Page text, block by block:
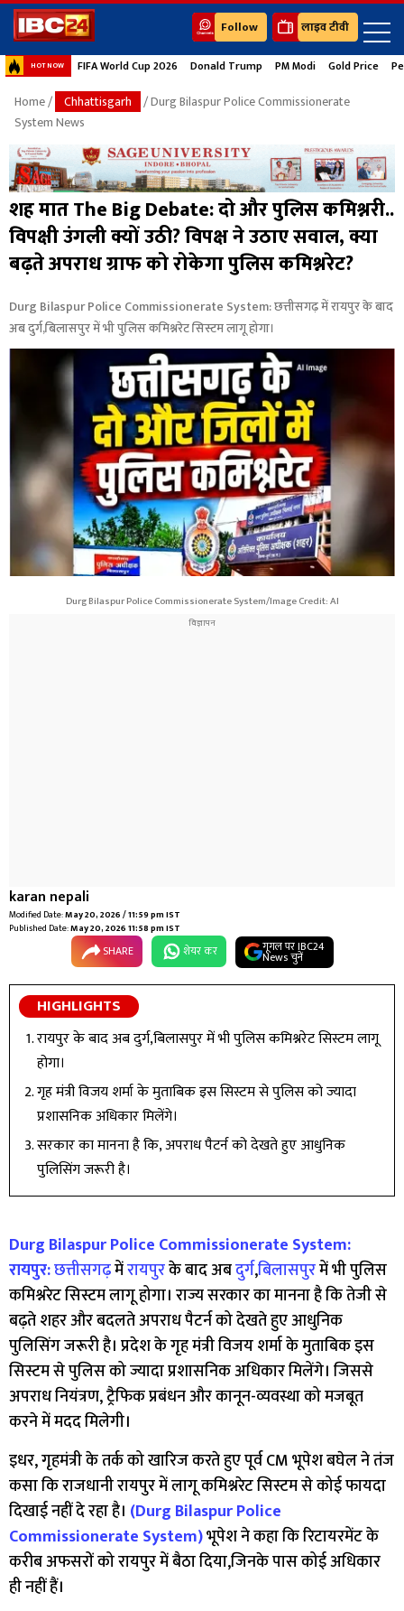
Follow लाइव टीवी
HOT NOW FIFA World Cup 2026 Donald Trump PM Modi Gold Price
Home/ Chhattisgarh
/ Durg Bilaspur Police Commissionerate
System News
शह मात The Big Debate: दो और पुलिस कमिश्नरी..
विपक्षी उंगली क्यों उठी? विपक्ष ने उठाए सवाल, क्या
बढ़ते अपराध ग्राफ को रोकेगा पुलिस कमिश्नरेट?
Durg Bilaspur Police Commissionerate System: छत्तीसगढ़ में रायपुर के बाद
अब दुर्ग,बिलासपुर में भी पुलिस कमिश्नरेट सिस्टम लागू होगा।
Durg Bilaspur Police Commissionerate System/Image Credit: AI
karan nepali
Modified Date:May 20, 2026 / 11:59 pm IST
Published Date:May 20, 2026 11:58 pm IST
SHARE शेयर कर गूगल पर IBC24
News चुनें
HIGHLIGHTS
रायपुर के बाद अब दुर्ग,बिलासपुर में भी पुलिस कमिश्नरेट सिस्टम लागू
होगा।
गृह मंत्री विजय शर्मा के मुताबिक इस सिस्टम से पुलिस को ज्यादा
प्रशासनिक अधिकार मिलेंगे।
सरकार का मानना है कि, अपराध पैटर्न को देखते हुए आधुनिक
पुलिसिंग जरूरी है।
Durg Bilaspur Police Commissionerate System:
रायपुर:छत्तीसगढ़मेंरायपुरके बाद अबदुर्ग,बिलासपुरमें भी पुलिस
कमिश्नरेट सिस्टम लागू होगा। राज्य सरकार का मानना है कि तेजी से
बढ़ते शहर और बदलते अपराध पैटर्न को देखते हुए आधुनिक
पुलिसिंग जरूरी है। प्रदेश के गृह मंत्री विजय शर्मा के मुताबिक इस
सिस्टम से पुलिस को ज्यादा प्रशासनिक अधिकार मिलेंगे। जिससे
अपराध नियंत्रण, ट्रैफिक प्रबंधन और कानून-व्यवस्था को मजबूत
करने में मदद मिलेगी।
इधर, गृहमंत्री के तर्क को खारिज करते हुए पूर्व CM भूपेश बघेल ने तंज
कसा कि राजधानी रायपुर में लागू कमिश्नरेट सिस्टम से कोई फायदा
दिखाई नहीं दे रहा है। (Durg Bilaspur Police
Commissionerate System)भूपेश ने कहा कि रिटायरमेंट के
करीब अफसरों को रायपुर में बैठा दिया,जिनके पास कोई अधिकार
ही नहीं हैं।